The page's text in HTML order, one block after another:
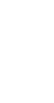
sport, Sièges